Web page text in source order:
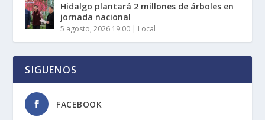
Hidalgo plantará 2 millones de árboles en
jornada nacional
5 agosto, 2026 19:00 Local
SIGUENOS
FACEBOOK